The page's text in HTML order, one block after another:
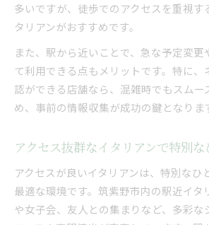
多いですが、徒歩でのアクセスを重視す
タリアンがおすすめです。
また、駅から近いことで、急な予定変更
て利用できる点もメリットです。特に、
認ができる店舗なら、混雑時でもスムー
め、事前の情報収集が成功の鍵となりま
アクセス抜群なイタリアンで特別
アクセスが良いイタリアンは、特別なひ
最適な環境です。筑紫野市内の駅近イタ
や女子会、友人との集まりなど、多彩な